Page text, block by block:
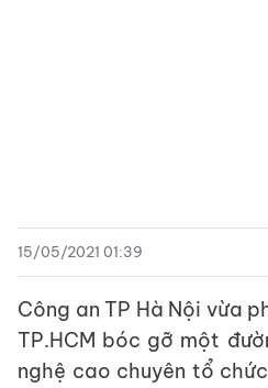
15/05/2021 01:39
Công an TP Hà Nội vừa
TP.HCM bóc gỡ một
nghệ cao chuyên tổ